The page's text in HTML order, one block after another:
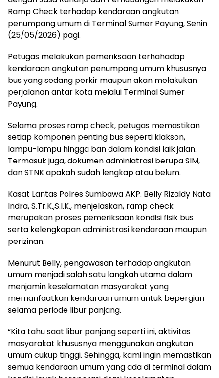
Ramp Check terhadap kendaraan angkutan
penumpang umum di Terminal Sumer Payung, Senin
(25/05/2026) pagi.
Petugas melakukan pemeriksaan terhahadap
kendaraan angkutan penumpang umum khususnya
bus yang sedang perkir maupun akan melakukan
perjalanan antar kota melalui Terminal Sumer
Payung.
Selama proses ramp check, petugas memastikan
setiap komponen penting bus seperti klakson,
lampu-lampu hingga ban dalam kondisi laik jalan.
Termasuk juga, dokumen adminiatrasi berupa SIM,
dan STNK apakah sudah lengkap atau belum.
Kasat Lantas Polres Sumbawa AKP. Belly Rizaldy Nata
Indra, S.Tr.K.,S.I.K., menjelaskan, ramp check
merupakan proses pemeriksaan kondisi fisik bus
serta kelengkapan administrasi kendaraan maupun
perizinan.
Menurut Belly, pengawasan terhadap angkutan
umum menjadi salah satu langkah utama dalam
menjamin keselamatan masyarakat yang
memanfaatkan kendaraan umum untuk bepergian
selama periode libur panjang.
“Kita tahu saat libur panjang seperti ini, aktivitas
masyarakat khususnya menggunakan angkutan
umum cukup tinggi. Sehingga, kami ingin memastikan
semua kendaraan umum yang ada di terminal dalam